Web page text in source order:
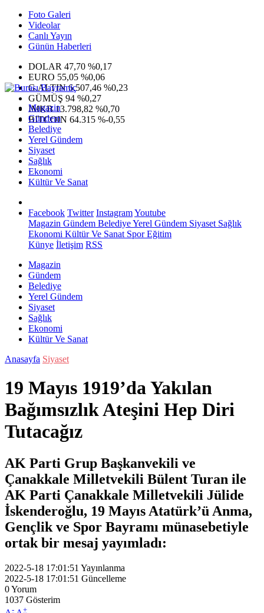
Foto Galeri
Videolar
Canlı Yayın
Günün Haberleri
DOLAR 47,70 %0,17
EURO 55,05 %0,06
G.ALTIN6.507,46 %0,23
GÜMÜŞ 94 %0,27
IMKB13.798,82 %0,70
BITCOIN 64.315 %-0,55
Magazin
Gündem
Belediye
Yerel Gündem
Siyaset
Sağlık
Ekonomi
Kültür Ve Sanat
Facebook Twitter InstagramYoutube
Magazin Gündem BelediyeYerel Gündem Siyaset Sağlık
Ekonomi Kültür Ve Sanat SporEğitim
Künye İletişim RSS
Magazin
Gündem
Belediye
Yerel Gündem
Siyaset
Sağlık
Ekonomi
Kültür Ve Sanat
Anasayfa Siyaset
19 Mayıs 1919’da Yakılan
Bağımsızlık Ateşini Hep Diri
Tutacağız
AK Parti Grup Başkanvekili ve
Çanakkale Milletvekili Bülent Turan ile
AK Parti Çanakkale Milletvekili Jülide
İskenderoğlu, 19 Mayıs Atatürk’ü Anma,
Gençlik ve Spor Bayramı münasebetiyle
ortak bir mesaj yayımladı:
2022-5-18 17:01:51 Yayınlanma
2022-5-18 17:01:51 Güncelleme
0Yorum
1037 Gösterim
- +